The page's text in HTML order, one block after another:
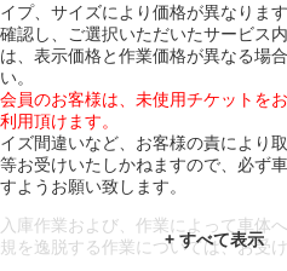
プ、サイズにより価格が異なりま
認し、ご選択いただいたサービス
、表示価格と作業価格が異なる場
。
員のお客様は、未使用チケットを
用頂けます。
ズ間違いなど、お客様の責により
お受けいたしかねますので、必ず
ようお願い致します。
庫作業および、作業によって車体
を逸脱する作業については、お受